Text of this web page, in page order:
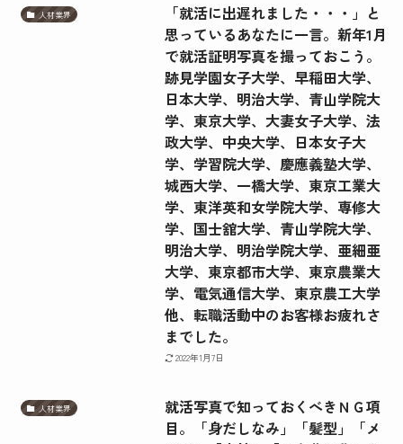
人材業界
「就活に出遅れました・・・」と
思っているあなたに一言。新年1月
で就活証明写真を撮っておこう。
跡見学園女子大学、早稲田大学、
日本大学、明治大学、青山学院大
学、東京大学、大妻女子大学、法
政大学、中央大学、日本女子大
学、学習院大学、慶應義塾大学、
城西大学、一橋大学、東京工業大
学、東洋英和女学院大学、専修大
学、国士舘大学、青山学院大学、
明治大学、明治学院大学、亜細亜
大学、東京都市大学、東京農業大
学、電気通信大学、東京農工大学
他、転職活動中のお客様お疲れさ
までした。
2022年1月7日
人材業界
就活写真で知っておくべきＮＧ項
目。「身だしなみ」「髪型」「メ